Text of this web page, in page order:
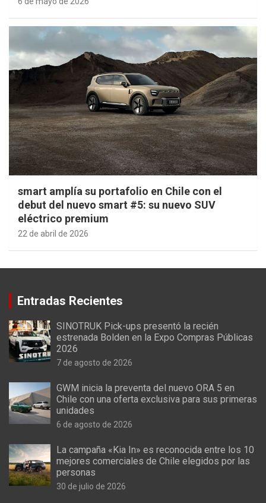
smart amplía su portafolio en Chile con el
debut del nuevo smart #5: su nuevo SUV
eléctrico premium
22 de abril de 2026
Entradas Recientes
SINOTRUK Pick-ups presentó la recién
estrenada Bolden en la Expo Compras Públicas
2026
7 de agosto de 2026
GWM inicia la preventa del nuevo ORA 5 en
Chile con una oferta exclusiva para sus primeras
unidades
6 de agosto de 2026
La campaña «Kia In» es reconocida entre los 10
mejores comerciales de Chile elegidos por las
personas
30 de julio de 2026